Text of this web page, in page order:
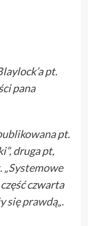
pt.
pana
pt.
druga pt,
„Systemowe
część czwarta
się prawdą„.